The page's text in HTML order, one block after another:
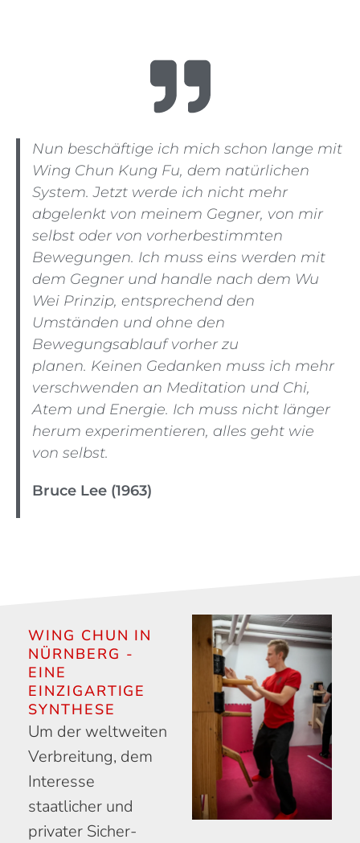
Nun beschäftige ich mich schon lange mit
Wing Chun Kung Fu, dem natürlichen
System.Jetzt werde ich nicht mehr
abgelenkt von meinem Gegner, von mir
selbst oder von vorherbestimmten
Bewegungen. Ich muss eins werden mit
dem Gegner und handle nach dem Wu
Wei Prinzip, entsprechend den
Umständen und ohne den
Bewegungsablauf vorher zu
planen. Keinen Gedanken muss ich mehr
verschwenden an Meditation und Chi,
Atem und Energie. Ich muss nicht länger
herum experimentieren, alles geht wie
von selbst.
Bruce Lee (1963)
WING CHUN IN
NÜRNBERG -
EINE
EINZIGARTIGE
SYNTHESE
Um der welt­weiten
Verbreitung, dem
Interesse
staatlicher und
privater Sicher­